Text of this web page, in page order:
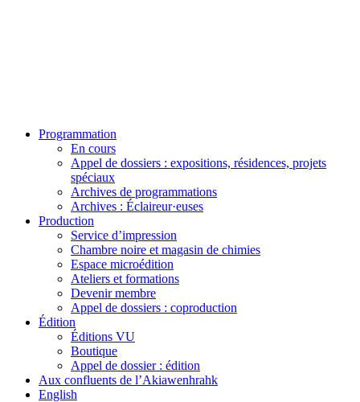
Programmation
En cours
Appel de dossiers : expositions, résidences, projets
spéciaux
Archives de programmations
Archives : Éclaireur·euses
Production
Service d’impression
Chambre noire et magasin de chimies
Espace microédition
Ateliers et formations
Devenir membre
Appel de dossiers : coproduction
Édition
Éditions VU
Boutique
Appel de dossier : édition
Aux confluents de l’Akiawenhrahk
English